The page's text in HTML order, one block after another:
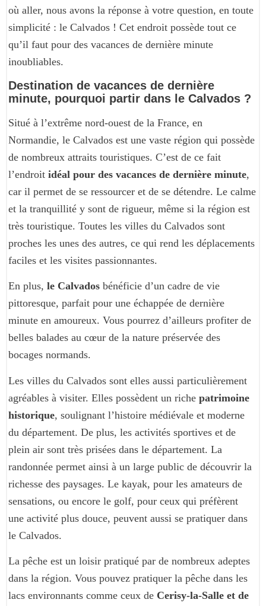
où aller, nous avons la réponse à votre question, en toute
simplicité : le Calvados ! Cet endroit possède tout ce
qu’il faut pour des vacances de dernière minute
inoubliables.
Destination de vacances de dernière
minute, pourquoi partir dans le Calvados ?
Situé à l’extrême nord-ouest de la France, en
Normandie, le Calvados est une vaste région qui possède
de nombreux attraits touristiques. C’est de ce fait
l’endroit idéal pour des vacances de dernière minute,
car il permet de se ressourcer et de se détendre. Le calme
et la tranquillité y sont de rigueur, même si la région est
très touristique. Toutes les villes du Calvados sont
proches les unes des autres, ce qui rend les déplacements
faciles et les visites passionnantes.
En plus, le Calvados bénéficie d’un cadre de vie
pittoresque, parfait pour une échappée de dernière
minute en amoureux. Vous pourrez d’ailleurs profiter de
belles balades au cœur de la nature préservée des
bocages normands.
Les villes du Calvados sont elles aussi particulièrement
agréables à visiter. Elles possèdent un riche patrimoine
historique, soulignant l’histoire médiévale et moderne
du département. De plus, les activités sportives et de
plein air sont très prisées dans le département. La
randonnée permet ainsi à un large public de découvrir la
richesse des paysages. Le kayak, pour les amateurs de
sensations, ou encore le golf, pour ceux qui préfèrent
une activité plus douce, peuvent aussi se pratiquer dans
le Calvados.
La pêche est un loisir pratiqué par de nombreux adeptes
dans la région. Vous pouvez pratiquer la pêche dans les
lacs environnants comme ceux de Cerisy-la-Salle et de